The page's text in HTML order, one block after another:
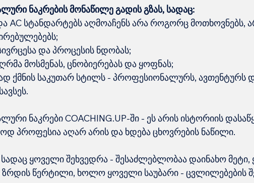
ნაკრების მონაწილე გადის გზას, სადაც:
AC სტანდარტებს აღმოაჩენს არა როგორც მოთხოვნებს,
და პროცესის ნდობას;
მოსმენას, ცნობიერებას და ყოფნას;
ქმნის საკუთარ სტილს - პროფესიონალურს, ავთენტურს
ნაკრები COACHING.UP-ში - ეს არის ისტორიის
პროფესია აღარ არის და ხდება ცხოვრების ნაწილი.
სადაც ყოველი შეხვედრა - შესაძლებლობაა დაინახო
წერტილი, ხოლო ყოველი საუბარი - ცვლილებების